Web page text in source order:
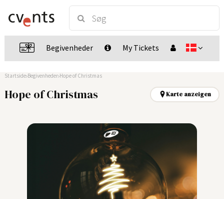
Begivenheder My Tickets
Startside Begivenheder Hope of Christmas
Hope of Christmas Karte anzeigen